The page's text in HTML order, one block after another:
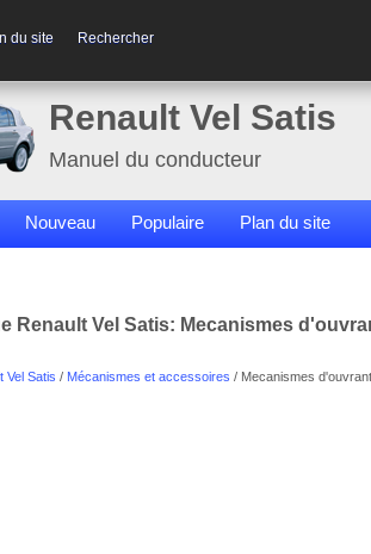
du site Rechercher
Renault Vel Satis
Manuel du conducteur
Nouveau Populaire Plan du site
Renault Vel Satis: Mecanismes
Vel Satis / Mécanismes et accessoires / Mecanismes